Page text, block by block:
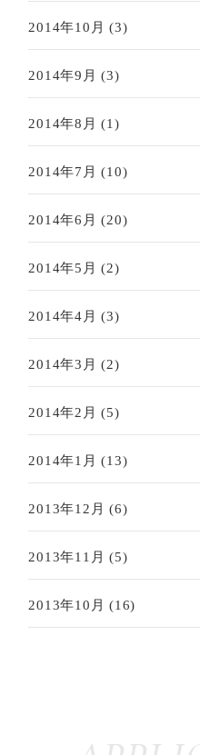
2014年10月 (3)
2014年9月 (3)
2014年8月 (1)
2014年7月 (10)
2014年6月 (20)
2014年5月 (2)
2014年4月 (3)
2014年3月 (2)
2014年2月 (5)
2014年1月 (13)
2013年12月 (6)
2013年11月 (5)
2013年10月 (16)